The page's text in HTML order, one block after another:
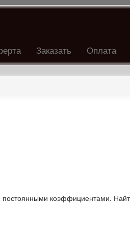
Заказать Оплата
коэффициентами.